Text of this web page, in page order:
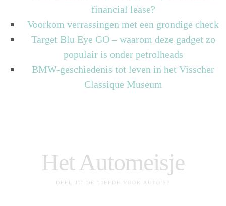
financial lease?
Voorkom verrassingen met een grondige check
Target Blu Eye GO – waarom deze gadget zo
populair is onder petrolheads
BMW-geschiedenis tot leven in het Visscher
Classique Museum
Het Automeisje
DEEL JIJ DE LIEFDE VOOR AUTO'S?